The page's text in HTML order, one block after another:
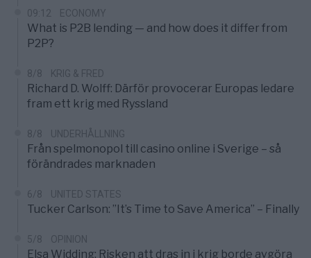
09:12 ECONOMY
What is P2B lending — and how does it differ from
P2P?
8/8 KRIG & FRED
Richard D. Wolff: Därför provocerar Europas ledare
fram ett krig med Ryssland
8/8 UNDERHÅLLNING
Från spelmonopol till casino online i Sverige – så
förändrades marknaden
6/8 UNITED STATES
Tucker Carlson: ”It’s Time to Save America” – Finally
5/8 OPINION
Elsa Widding: Risken att dras in i krig borde avgöra